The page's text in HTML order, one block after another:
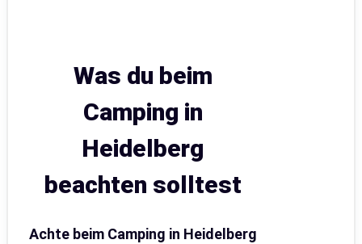
Was du beim
Camping in
Heidelberg
beachten solltest
Achte beim Camping in Heidelberg